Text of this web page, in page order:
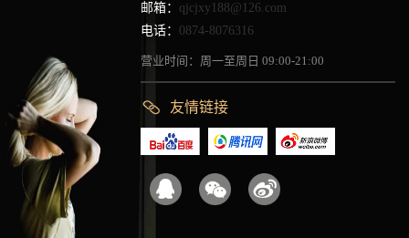
邮箱： qjcjxy188@126.com
电话： 0874-8076316
营业时间：周一至周日 09:00-21:00
友情链接